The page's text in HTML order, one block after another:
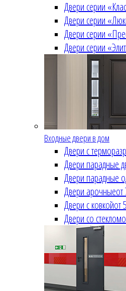
Двери серии
Двери серии
Двери серии
Двери серии
Входные двери в дом
Двери с
Двери парадные
Двери парадные
Двери арочные
Двери с ковкойот
Двери со стеклом